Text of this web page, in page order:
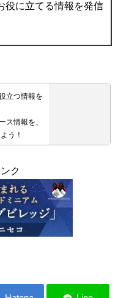
役に立てる情報を発信
立つ情報を
ス情報を、
う！
ク